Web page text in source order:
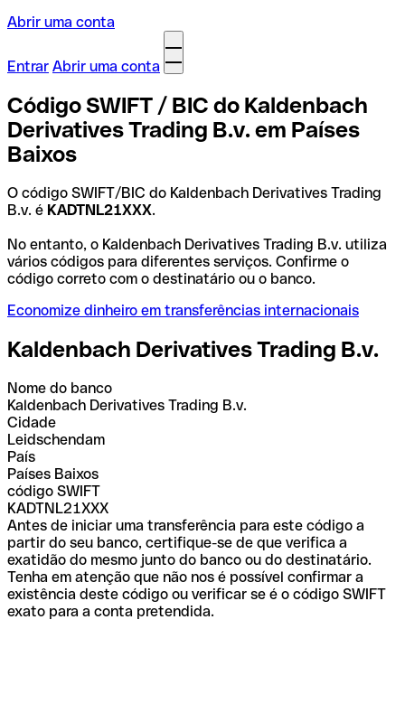
Abrir uma conta
Entrar Abrir uma conta
Código SWIFT / BIC do Kaldenbach
Derivatives Trading B.v. em Países
Baixos
O código SWIFT/BIC do Kaldenbach Derivatives Trading
B.v. é KADTNL21XXX.
No entanto, o Kaldenbach Derivatives Trading B.v. utiliza
vários códigos para diferentes serviços. Confirme o
código correto com o destinatário ou o banco.
Economize dinheiro em transferências internacionais
Kaldenbach Derivatives Trading B.v.
Nome do banco
Kaldenbach Derivatives Trading B.v.
Cidade
Leidschendam
País
Países Baixos
código SWIFT
KADTNL21XXX
Antes de iniciar uma transferência para este código a
partir do seu banco, certifique-se de que verifica a
exatidão do mesmo junto do banco ou do destinatário.
Tenha em atenção que não nos é possível confirmar a
existência deste código ou verificar se é o código SWIFT
exato para a conta pretendida.